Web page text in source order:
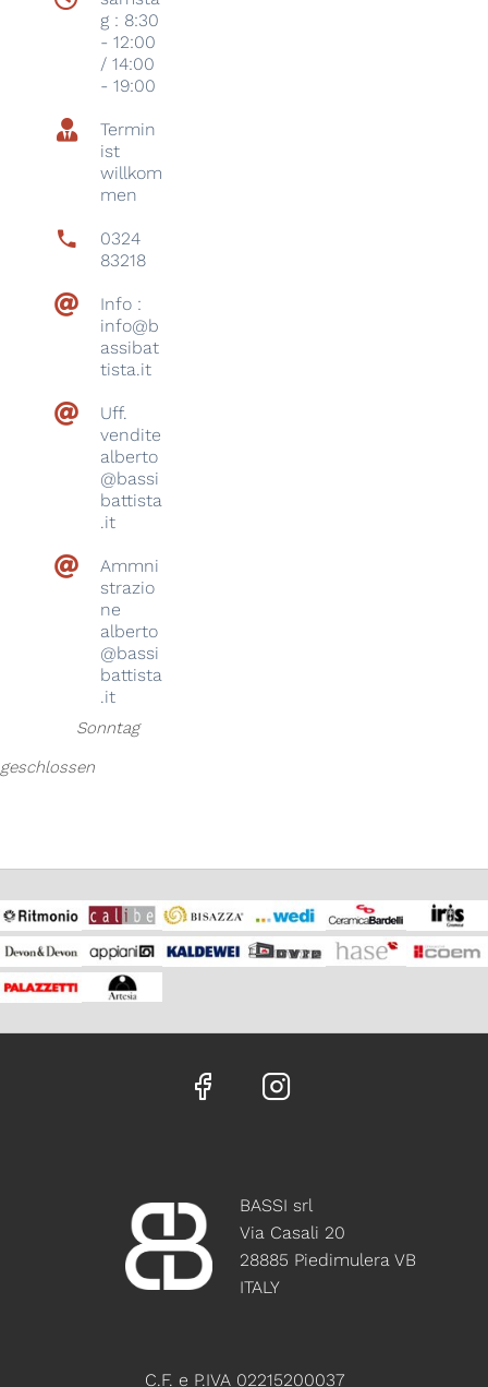
g : 8:30
- 12:00
/ 14:00
- 19:00
Termin
ist
willkom
men
0324
83218
Info :
info@b
assibat
tista.it
Uff.
vendite
alberto
@bassi
battista
.it
Ammni
strazio
ne
alberto
@bassi
battista
.it
Sonntag
geschlossen
BASSI srl
Via Casali 20
28885 Piedimulera VB
ITALY
C.F. e P.IVA 02215200037